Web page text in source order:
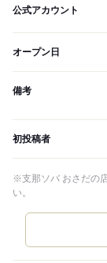
公式アカウント
オープン日
備考
初投稿者
※支那ソバ おさだの
い。